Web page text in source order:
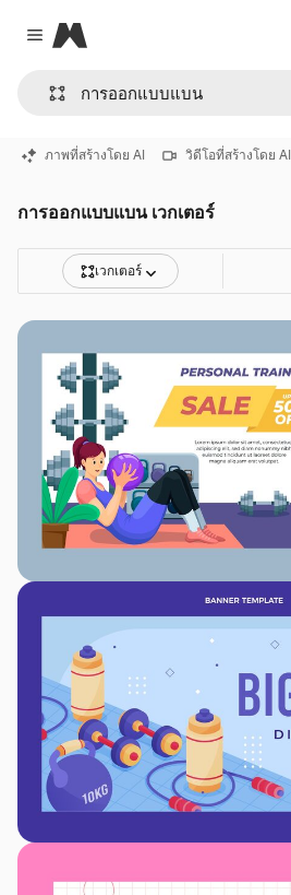
Close menu
Magnific
ภาพที่สร้างโดย AI วิดีโอที่สร้างโดย AI
การออกแบบแบน เวกเตอร์
เวกเตอร์